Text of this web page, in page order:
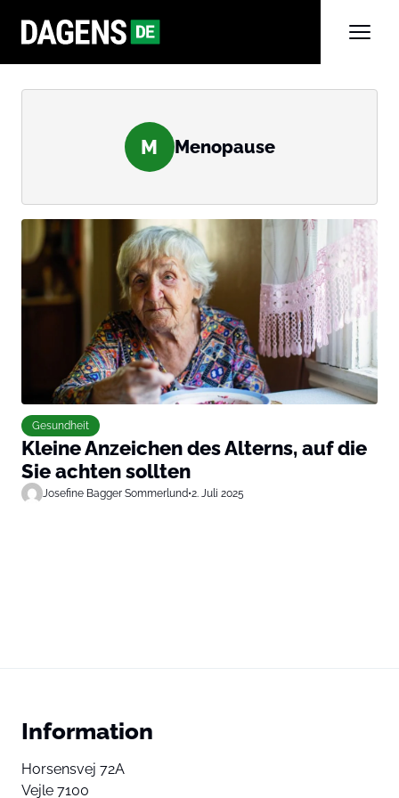
M Menopause
Gesundheit
Kleine Anzeichen des Alterns, auf die
Sie achten sollten
Josefine Bagger Sommerlund•2. Juli 2025
Information
Horsensvej 72A
Vejle 7100